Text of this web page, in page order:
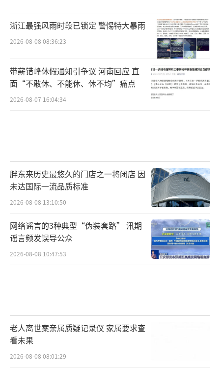
浙江最强风雨时段已锁定 警惕特大暴雨
2026-08-08 08:36:23
带薪错峰休假通知引争议 河南回应 直
面“不敢休、不能休、休不均”痛点
2026-08-07 16:04:34
胖东来历史最悠久的门店之一将闭店 因
未达国际一流品质标准
2026-08-08 13:10:50
网络谣言的3种典型“伪装套路” 汛期
谣言频发误导公众
2026-08-08 10:47:53
老人离世案亲属质疑记录仪 家属要求查
看未果
2026-08-08 08:01:29